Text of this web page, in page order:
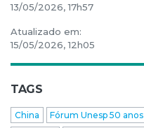
13/05/2026, 17h57
Atualizado em:
15/05/2026, 12h05
TAGS
China Fórum Unesp 50 anos